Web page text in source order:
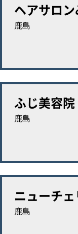
ヘアサロ
鹿島
ふじ美容院
鹿島
ニューチ
鹿島